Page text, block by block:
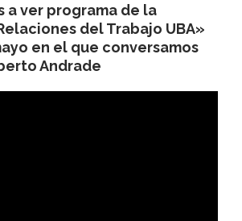
a ver programa de la
del Trabajo UBA»
en el que conversamos
Andrade